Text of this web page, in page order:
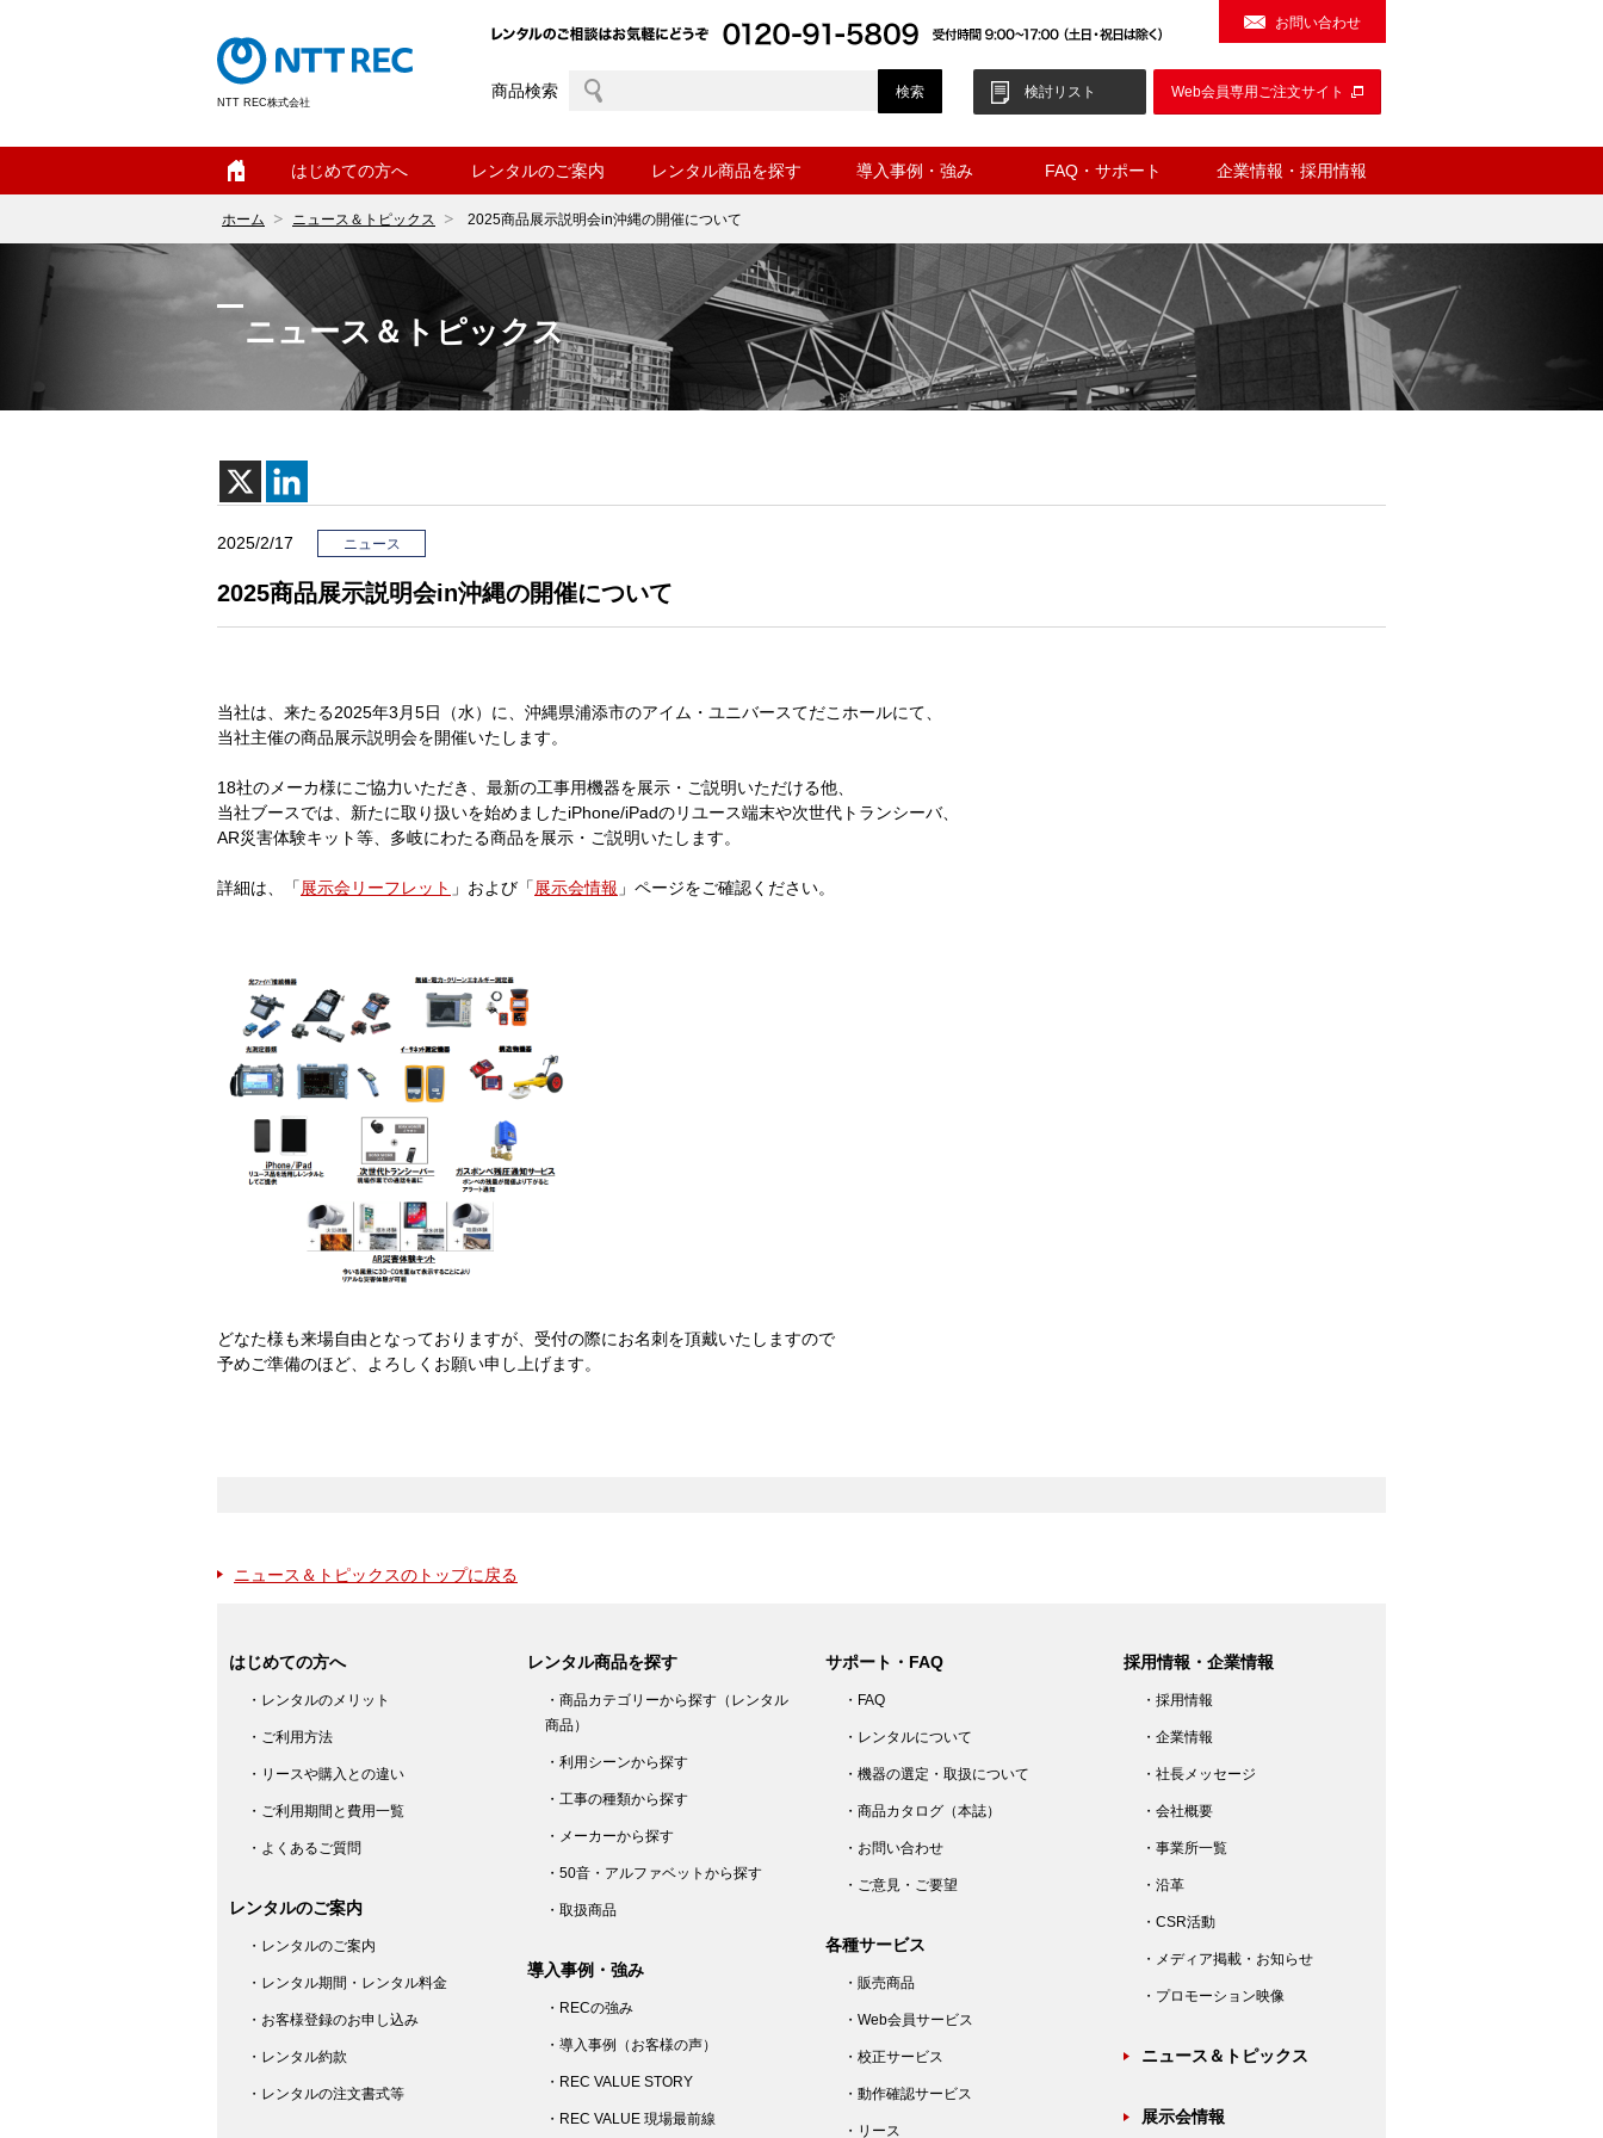
NTT REC株式会社
お問い合わせ
商品検索 検討リスト Web会員専用ご注文サイト
はじめての方へ レンタルのご案内 レンタル商品を探す 導入事例・強み FAQ・サポート 企業情報・採用情報
ホーム ニュース＆トピックス 2025商品展示説明会in沖縄の開催について
ニュース＆トピックス
2025/2/17 ニュース
2025商品展示説明会in沖縄の開催について
当社は、来たる2025年3月5日（水）に、沖縄県浦添市のアイム・ユニバースてだこホールにて、
当社主催の商品展示説明会を開催いたします。
18社のメーカ様にご協力いただき、最新の工事用機器を展示・ご説明いただける他、
当社ブースでは、新たに取り扱いを始めましたiPhone/iPadのリユース端末や次世代トランシーバ、
AR災害体験キット等、多岐にわたる商品を展示・ご説明いたします。
詳細は、「 展示会リーフレット 」および「 展示会情報 」ページをご確認ください。
どなた様も来場自由となっておりますが、受付の際にお名刺を頂戴いたしますので
予めご準備のほど、よろしくお願い申し上げます。
ニュース＆トピックスのトップに戻る
はじめての方へ
・レンタルのメリット
・ご利用方法
・リースや購入との違い
・ご利用期間と費用一覧
・よくあるご質問
レンタルのご案内
・レンタルのご案内
・レンタル期間・レンタル料金
・お客様登録のお申し込み
・レンタル約款
・レンタルの注文書式等
レンタル商品を探す
・商品カテゴリーから探す（レンタル
商品）
・利用シーンから探す
・工事の種類から探す
・メーカーから探す
・50音・アルファベットから探す
・取扱商品
導入事例・強み
・RECの強み
・導入事例（お客様の声）
・REC VALUE STORY
・REC VALUE 現場最前線
サポート・FAQ
・FAQ
・レンタルについて
・機器の選定・取扱について
・商品カタログ（本誌）
・お問い合わせ
・ご意見・ご要望
各種サービス
・販売商品
・Web会員サービス
・校正サービス
・動作確認サービス
・リース
採用情報・企業情報
・採用情報
・企業情報
・社長メッセージ
・会社概要
・事業所一覧
・沿革
・CSR活動
・メディア掲載・お知らせ
・プロモーション映像
ニュース＆トピックス
展示会情報